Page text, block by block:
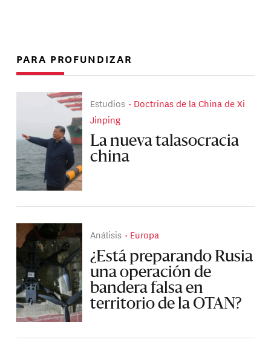
PARA PROFUNDIZAR
Estudios
Doctrinas de la China de Xi
Jinping
La nueva talasocracia
china
Análisis Europa
¿Está preparando Rusia
una operación de
bandera falsa en
territorio de la OTAN?